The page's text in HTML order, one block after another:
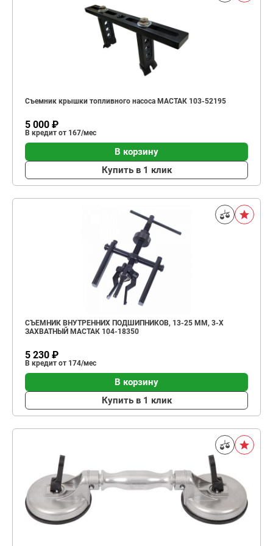
Съемник крышки топливного насоса МАСТАК 103-52195
5 000 ₽
В кредит от 167/мес
В корзину
Купить в 1 клик
СЪЕМНИК ВНУТРЕННИХ ПОДШИПНИКОВ, 13-25 ММ, 3-Х
ЗАХВАТНЫЙ МАСТАК 104-18350
5 230 ₽
В кредит от 174/мес
В корзину
Купить в 1 клик